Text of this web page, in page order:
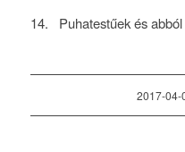
14. Puhatestűek és abból
2017-04-
/